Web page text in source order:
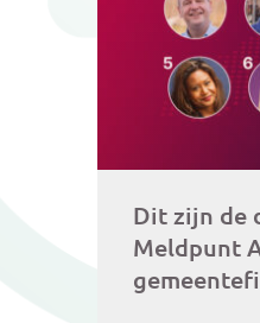
Dit zijn de
Meldpunt